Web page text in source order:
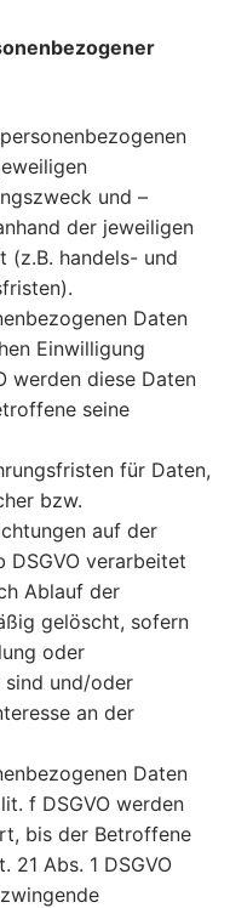
und –
der jeweiligen
(z.B. handels- und
Daten
Einwilligung
werden diese Daten
seine
für Daten,
bzw.
auf der
DSGVO verarbeitet
Ablauf der
gelöscht, sofern
oder
und/oder
an der
Daten
f DSGVO werden
bis der Betroffene
21 Abs. 1 DSGVO